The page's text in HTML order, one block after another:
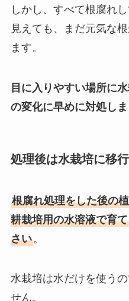
しかし、すべて根腐れ
見えても、まだ元気な
ます。
目に入りやすい場所に
の変化に早めに対処しま
処理後は水栽培に移
根腐れ処理をした後の
耕栽培用の水溶液で育
さい。
水栽培は水だけを使う
せん。